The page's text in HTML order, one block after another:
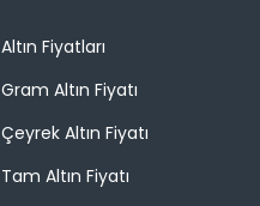
Altın Fiyatları
Gram Altın Fiyatı
Çeyrek Altın Fiyatı
Tam Altın Fiyatı